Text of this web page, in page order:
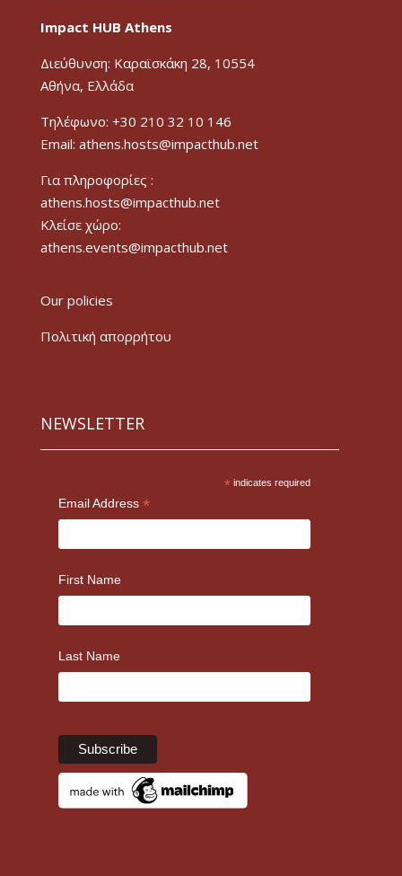
Impact HUB Athens
Διεύθυνση: Καραϊσκάκη 28, 10554
Αθήνα, Ελλάδα
Τηλέφωνο: +30 210 32 10 146
Email: athens.hosts@impacthub.net
Για πληροφορίες :
athens.hosts@impacthub.net
Κλείσε χώρο:
athens.events@impacthub.net
Our policies
Πολιτική απορρήτου
NEWSLETTER
* indicates required
Email Address *
First Name
Last Name